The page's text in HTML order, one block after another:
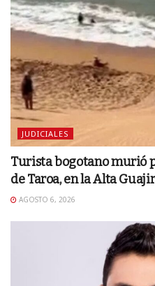
JUDICIALES
Turista bogotano murió
de Taroa, en la Alta
AGOSTO 6, 2026